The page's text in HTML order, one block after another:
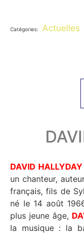
Catégories: Actuelles
DAVID HALLYDAY
un chanteur,
français, fils de
né le 14 août 1966 à
plus jeune âge,
la musique : la